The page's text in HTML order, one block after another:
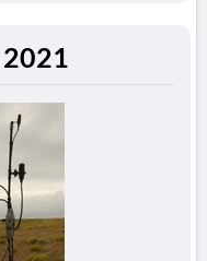
2021